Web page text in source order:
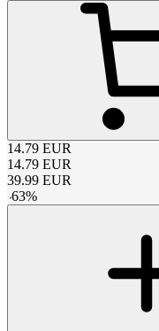
14.79 EUR
14.79 EUR
39.99 EUR
-63%